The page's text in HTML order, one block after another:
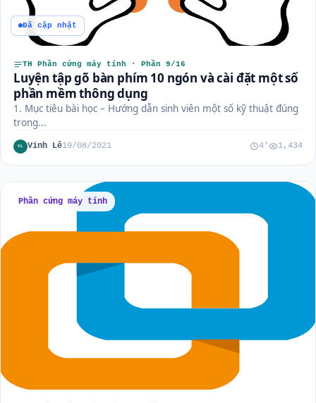
Đã cập nhật
TH Phần cứng máy tính · Phần 9/16
Luyện tập gõ bàn phím 10 ngón và cài đặt một số
phần mềm thông dụng
1. Mục tiêu bài học – Hướng dẫn sinh viên một số kỹ thuật đúng
trong...
VL Vinh Lê19/08/2021 4' 1,434
Phần cứng máy tính